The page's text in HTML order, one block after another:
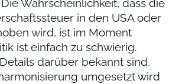
Wahrscheinlichkeit, dass die
in den USA oder
wird, ist im Moment
ist einfach zu schwierig.
darüber bekannt sind,
umgesetzt wird